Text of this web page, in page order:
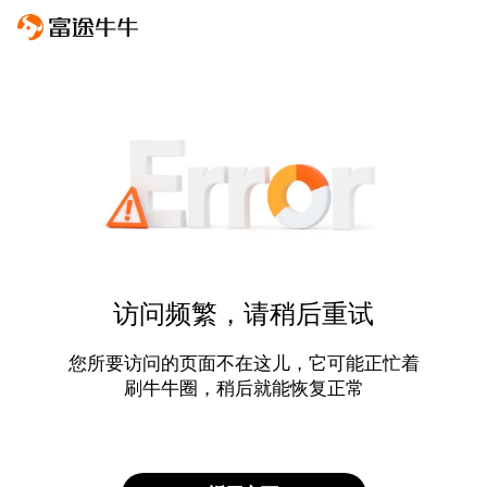
访问频繁，请稍后重试
您所要访问的页面不在这儿，它可能正忙着
刷牛牛圈，稍后就能恢复正常